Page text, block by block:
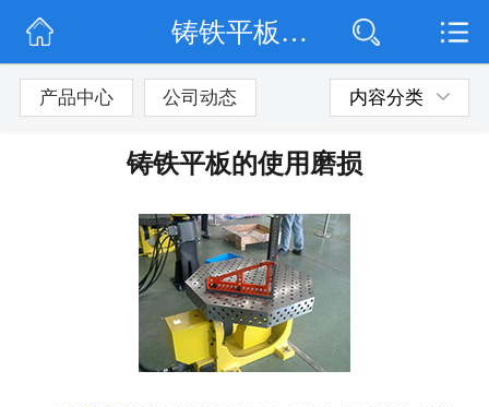
网站首页
公司简介
联系我们
铸铁平板的使用磨损
产品中心 公司动态 内容分类
铸铁平板的使用磨损